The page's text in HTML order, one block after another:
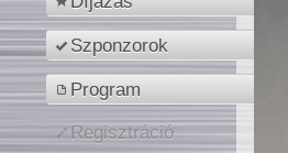
Szponzorok
Program
Regisztráció